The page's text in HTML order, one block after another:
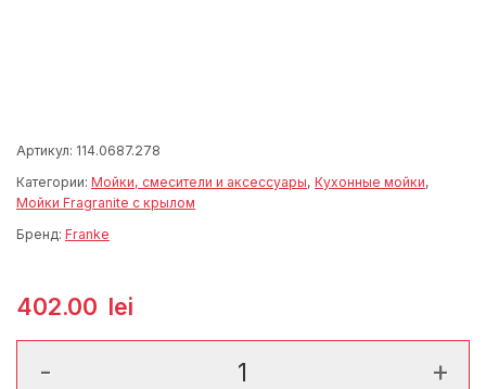
Артикул: 114.0687.278
Категории: Мойки, смесители и аксессуары, Кухонные мойки,
Мойки Fragranite с крылом
Бренд: Franke
402.00 lei